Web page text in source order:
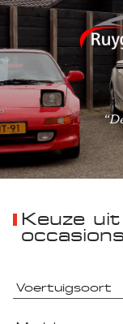
Keuze uit
occasions